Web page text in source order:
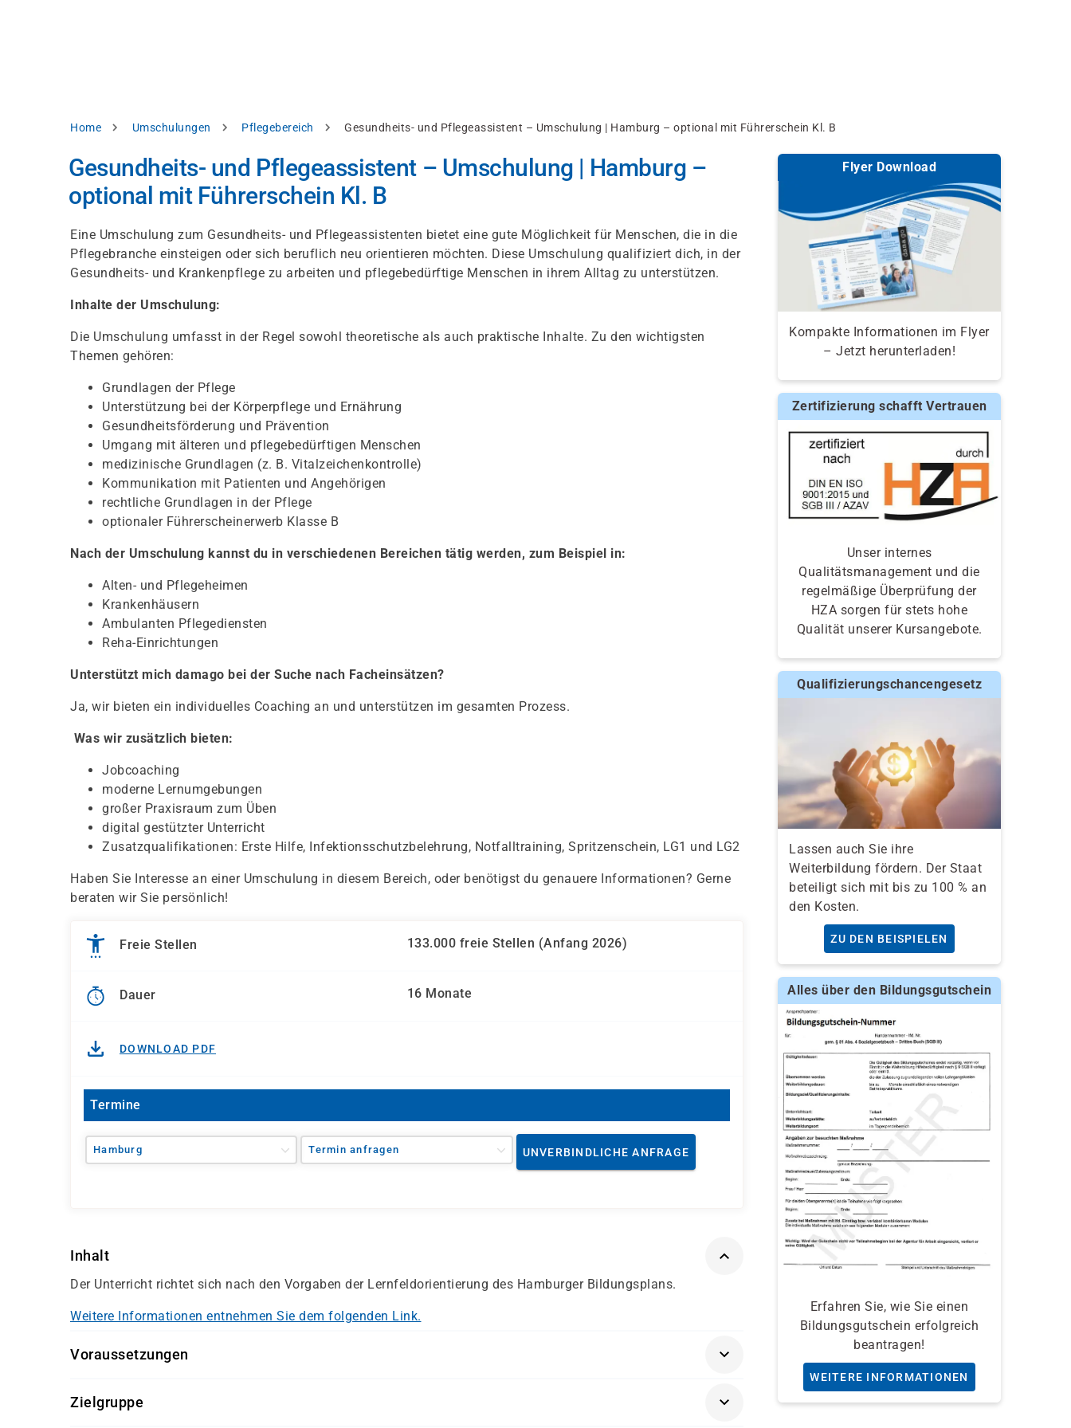
Pfadnavigation
Home Umschulungen Pflegebereich Gesundheits- und Pflegeassistent – Umschulung | Hamburg – optional mit Führerschein Kl. B
Gesundheits- und Pflegeassistent – Umschulung | Hamburg –
optional mit Führerschein Kl. B
Eine Umschulung zum Gesundheits- und Pflegeassistenten bietet eine gute Möglichkeit für Menschen, die in die
Pflegebranche einsteigen oder sich beruflich neu orientieren möchten. Diese Umschulung qualifiziert dich, in der
Gesundheits- und Krankenpflege zu arbeiten und pflegebedürftige Menschen in ihrem Alltag zu unterstützen.
Inhalte der Umschulung:
Die Umschulung umfasst in der Regel sowohl theoretische als auch praktische Inhalte. Zu den wichtigsten
Themen gehören:
Grundlagen der Pflege
Unterstützung bei der Körperpflege und Ernährung
Gesundheitsförderung und Prävention
Umgang mit älteren und pflegebedürftigen Menschen
medizinische Grundlagen (z. B. Vitalzeichenkontrolle)
Kommunikation mit Patienten und Angehörigen
rechtliche Grundlagen in der Pflege
optionaler Führerscheinerwerb Klasse B
Nach der Umschulung kannst du in verschiedenen Bereichen tätig werden, zum Beispiel in:
Alten- und Pflegeheimen
Krankenhäusern
Ambulanten Pflegediensten
Reha-Einrichtungen
Unterstützt mich damago bei der Suche nach Facheinsätzen?
Ja, wir bieten ein individuelles Coaching an und unterstützen im gesamten Prozess.
Was wir zusätzlich bieten:
Jobcoaching
moderne Lernumgebungen
großer Praxisraum zum Üben
digital gestützter Unterricht
Zusatzqualifikationen: Erste Hilfe, Infektionsschutzbelehrung, Notfalltraining, Spritzenschein, LG1 und LG2
Haben Sie Interesse an einer Umschulung in diesem Bereich, oder benötigst du genauere Informationen? Gerne
beraten wir Sie persönlich!
Freie Stellen 133.000 freie Stellen (Anfang 2026)
Dauer 16 Monate
DOWNLOAD PDF
Termine
Hamburg Termin anfragen UNVERBINDLICHE ANFRAGE
Inhalt
Der Unterricht richtet sich nach den Vorgaben der Lernfeldorientierung des Hamburger Bildungsplans.
Weitere Informationen entnehmen Sie dem folgenden Link.
Voraussetzungen
Interesse an der Arbeit mit Menschen
Eignungstest damago
Zielgruppe
Flyer Download
Kompakte Informationen im Flyer
– Jetzt herunterladen!
Zertifizierung schafft Vertrauen
Unser internes
Qualitätsmanagement und die
regelmäßige Überprüfung der
HZA sorgen für stets hohe
Qualität unserer Kursangebote.
Qualifizierungschancengesetz
Lassen auch Sie ihre
Weiterbildung fördern. Der Staat
beteiligt sich mit bis zu 100 % an
den Kosten.
ZU DEN BEISPIELEN
Alles über den Bildungsgutschein
Erfahren Sie, wie Sie einen
Bildungsgutschein erfolgreich
beantragen!
WEITERE INFORMATIONEN
akzeptieren
Einstellungen